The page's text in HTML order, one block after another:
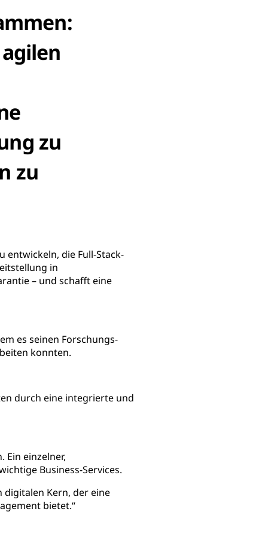
zu
zu
entwickeln, die Full-Stack-
in
– und schafft eine
es seinen Forschungs-
konnten.
durch eine integrierte und
Ein einzelner,
Business-Services.
Kern, der eine
bietet.“